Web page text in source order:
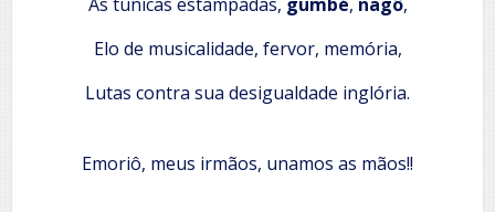
Elo de musicalidade, fervor, memória,
Lutas contra sua desigualdade inglória.
Emoriô, meus irmãos, unamos as mãos!!